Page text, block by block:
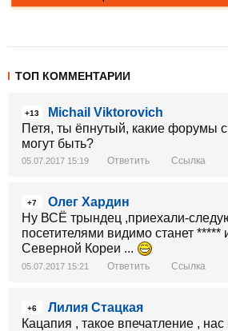
ТОП КОММЕНТАРИИ
+13
Michail Viktorovich
Петя, ты ёпнутый, какие форумы
могут быть?
05.07.2017 15:19 Ответить Ссылка
+7
Олег Хардин
Ну ВСЁ трындец ,приехали-
посетителями видимо станет *****
Северной Кореи ...
05.07.2017 15:21 Ответить Ссылка
+6
Лилия Стацкая
Кацапия , такое впечатление ,